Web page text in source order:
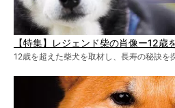
【特集】レジェンド柴の肖像ー12歳
12歳を超えた柴犬を取材し、長寿の秘訣を